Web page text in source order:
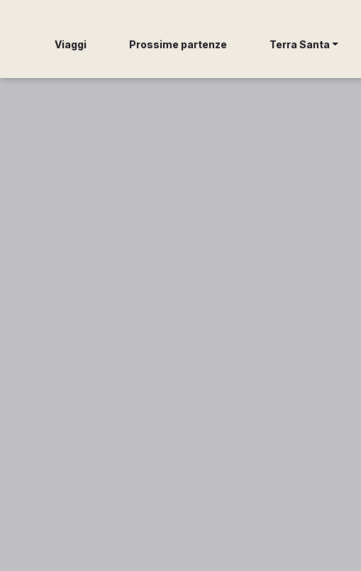
Viaggi Prossime partenze Terra Santa